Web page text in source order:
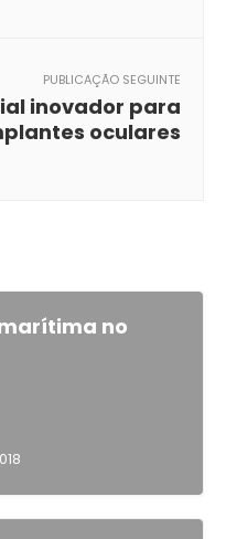
PUBLICAÇÃO SEGUINTE
inovador para
oculares
no